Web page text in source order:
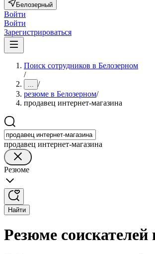
Белозерный
Войти
Войти
Зарегистрироваться
Поиск сотрудников в Белозерном
/
... /
резюме в Белозерном/
продавец интернет-магазина
продавец интернет-магазина
Резюме
Найти
Резюме